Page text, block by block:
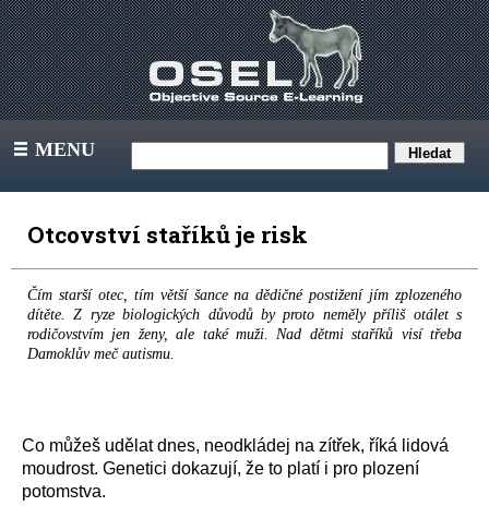
III MENU
Otcovství staříků je risk
Čím starší otec, tím větší šance na dědičné postižení jím zplozeného
dítěte. Z ryze biologických důvodů by proto neměly příliš otálet s
rodičovstvím jen ženy, ale také muži. Nad dětmi staříků visí třeba
Damoklův meč autismu.
Co můžeš udělat dnes, neodkládej na zítřek, říká lidová
moudrost. Genetici dokazují, že to platí i pro plození
potomstva.